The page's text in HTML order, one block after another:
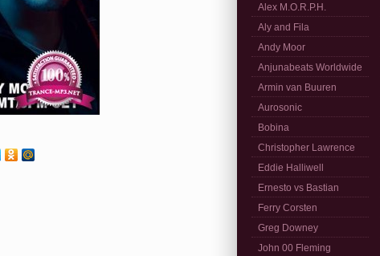
Alex M.O.R.P.H.
Aly and Fila
Andy Moor
Anjunabeats Worldwide
Armin van Buuren
Aurosonic
Bobina
Christopher Lawrence
Eddie Halliwell
Ernesto vs Bastian
Ferry Corsten
Greg Downey
John 00 Fleming